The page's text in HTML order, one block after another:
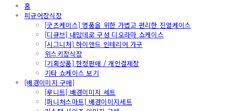
홈
피규어장식장
[굿즈케이스] 명품을 위한 가볍고 편리한 진열케이스
[디큐브] 내맘데로 구성 디오라마 쇼케이스
[시그니처] 하이앤드 인테리어 가구
위스키장식장
[기획상품] 한정판매 / 개인결제창
기타 쇼케이스 보기
[배경이미지 구매]
[루니트] 배경이미지 세트
[퍼니처스마트] 배경이미지세트